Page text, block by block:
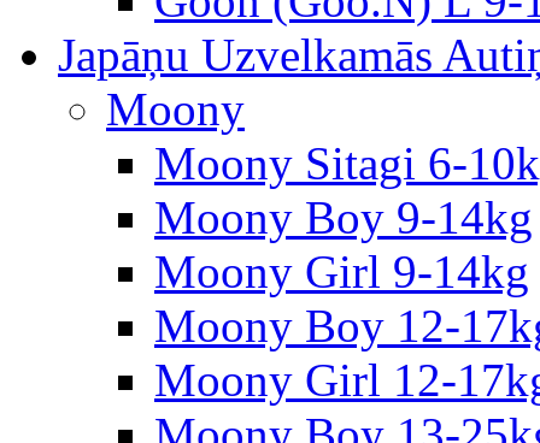
Japāņu Uzvelkamās
Moony
Moony Sitagi 6-
Moony Boy 9-14kg
Moony Girl 9-14kg
Moony Boy 12-
Moony Girl 12-